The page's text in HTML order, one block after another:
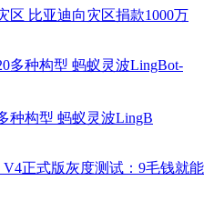
区 比亚迪向灾区捐款1000万
种构型 蚂蚁灵波LingB